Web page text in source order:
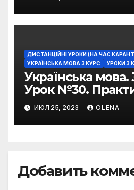
фразеологізмів
ДИСТАНЦІЙНІ УРОКИ (НА ЧАС
УКРАЇНСЬКА МОВА 3 КУРС
УРОКИ 3
Українська мова.
Урок №30.
риторика.
жанри.
ИЮЛ 25, 2023 OLENA
Добавить